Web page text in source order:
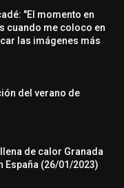
"El momento en
cuando me coloco en
las imágenes más
del verano de
de calor Granada
España (26/01/2023)